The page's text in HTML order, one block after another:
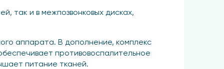
так и в межпозвонковых дисках,
аппарата. В дополнение, комплекс
противовоспалительное
питание тканей.